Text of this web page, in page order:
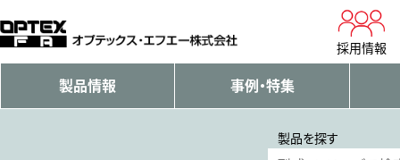
採用情報
製品情報 事例・特集
製品を探す